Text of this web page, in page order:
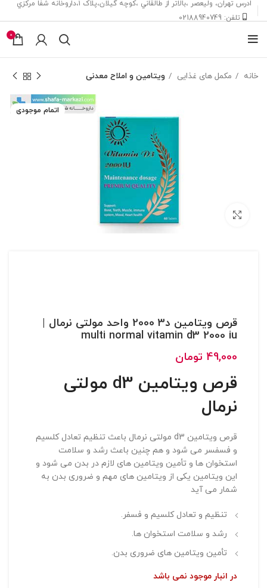
ادرس تهران، ‎وليعصر ،بالاتر از طالقاني ،كوچه گيلان،پلاک ۱،داروخانه شفا مركزي
تلفن: 02188940749
0
خانه مکمل های غذایی ویتامین و املاح معدنی
اتمام موجودی
بزرگنمایی تصویر
قرص ویتامین د3 2000 واحد مولتی نرمال |
multi normal vitamin d3 2000 iu
49,000 تومان
قرص ویتامین d3 مولتی
نرمال
قرص ویتامین d3 مولتی نرمال باعث تنظیم تعادل کلسیم
و فسفسر می شود و هم چنین باعث رشد و سلامت
استخوان ها و تأمین ویتامین های لازم در بدن می شود و
این ویتامین یکی از ویتامین های مهم و ضروری بدن به
شمار می آید
تنظیم و تعادل کلسیم و فسفر.
رشد و سلامت استخوان ها.
تأمین ویتامین های ضروری بدن.
در انبار موجود نمی باشد